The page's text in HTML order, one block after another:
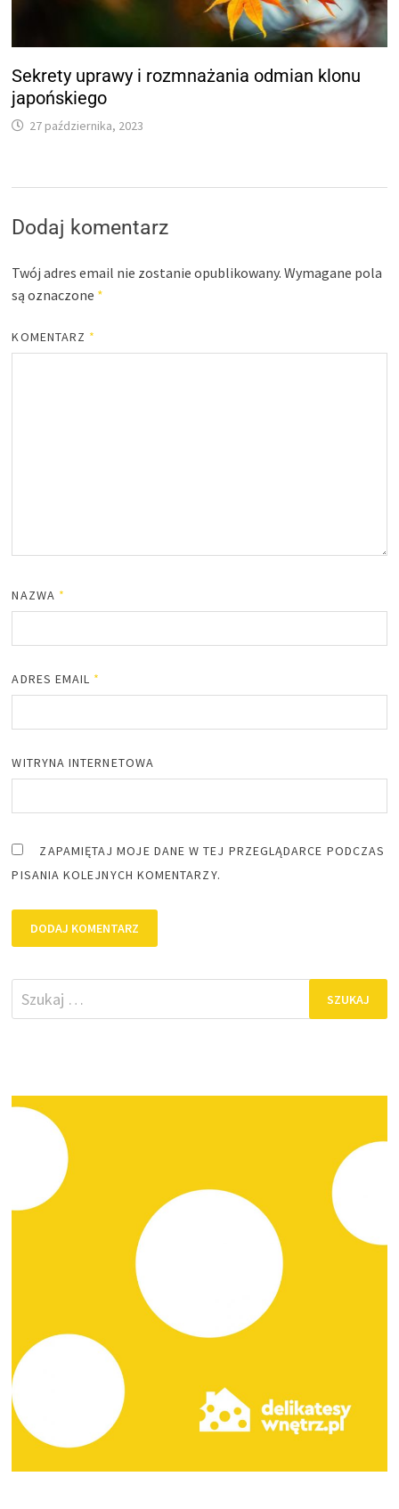
Sekrety uprawy i rozmnażania odmian klonu
japońskiego
27 października, 2023
Dodaj komentarz
Twój adres email nie zostanie opublikowany. Wymagane pola
są oznaczone *
KOMENTARZ *
NAZWA *
ADRES EMAIL *
WITRYNA INTERNETOWA
ZAPAMIĘTAJ MOJE DANE W TEJ PRZEGLĄDARCE PODCZAS
PISANIA KOLEJNYCH KOMENTARZY.
Szukaj: